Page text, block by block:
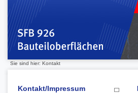
Sie sind hier: Kontakt
Kontakt/Impressum